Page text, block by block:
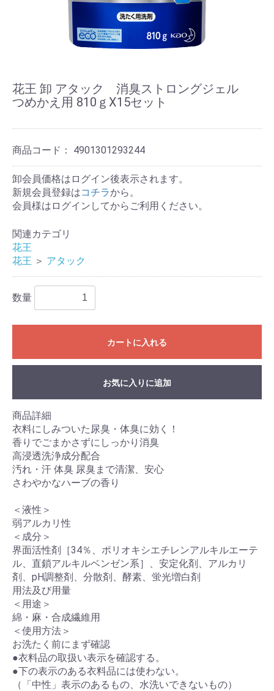
花王 卸 アタック 消臭ストロングジェル
つめかえ用 810ｇX15セット
商品コード： 4901301293244
卸会員価格はログイン後表示されます。
新規会員登録はコチラから。
会員様はログインしてからご利用ください。
関連カテゴリ
花王
花王 ＞ アタック
数量
カートに入れる
お気に入りに追加
商品詳細
衣料にしみついた尿臭・体臭に効く！
香りでごまかさずにしっかり消臭
高浸透洗浄成分配合
汚れ・汗 体臭 尿臭まで清潔、安心
さわやかなハーブの香り
＜液性＞
弱アルカリ性
＜成分＞
界面活性剤［34％、ポリオキシエチレンアルキルエーテ
ル、直鎖アルキルベンゼン系］、安定化剤、アルカリ
剤、pH調整剤、分散剤、酵素、蛍光増白剤
用法及び用量
＜用途＞
綿・麻・合成繊維用
＜使用方法＞
お洗たく前にまず確認
●衣料品の取扱い表示を確認する。
●下の表示のある衣料品には使わない。
（「中性」表示のあるもの、水洗いできないもの）